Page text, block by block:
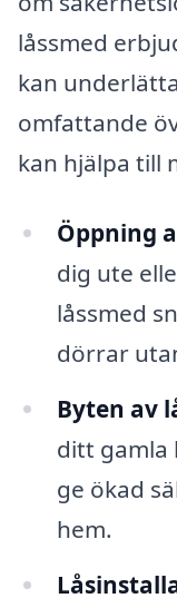
låssmed
kan
omfattande
kan hjälpa till
Öppning
dig ute
låssmed
dörrar
Byten av
ditt gamla
ge ökad
hem.